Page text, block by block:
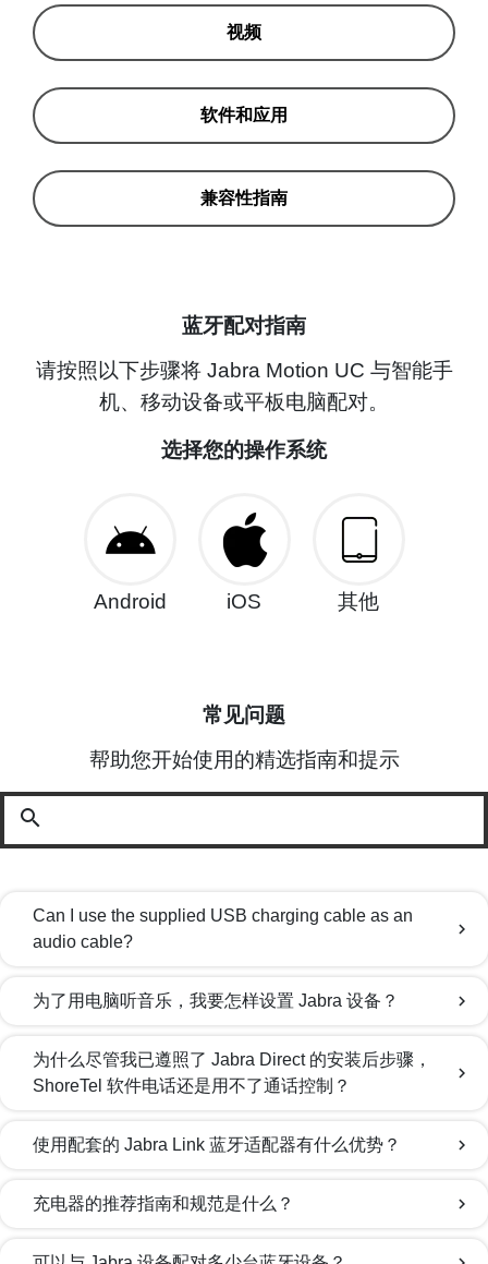
视频
软件和应用
兼容性指南
蓝牙配对指南
请按照以下步骤将 Jabra Motion UC 与智能手
机、移动设备或平板电脑配对。
选择您的操作系统
Android iOS 其他
常见问题
帮助您开始使用的精选指南和提示
search
Can I use the supplied USB charging cable as an
audio cable?
chevron_right
为了用电脑听音乐，我要怎样设置 Jabra 设备？ chevron_right
为什么尽管我已遵照了 Jabra Direct 的安装后步骤，
ShoreTel 软件电话还是用不了通话控制？
chevron_right
使用配套的 Jabra Link 蓝牙适配器有什么优势？ chevron_right
充电器的推荐指南和规范是什么？ chevron_right